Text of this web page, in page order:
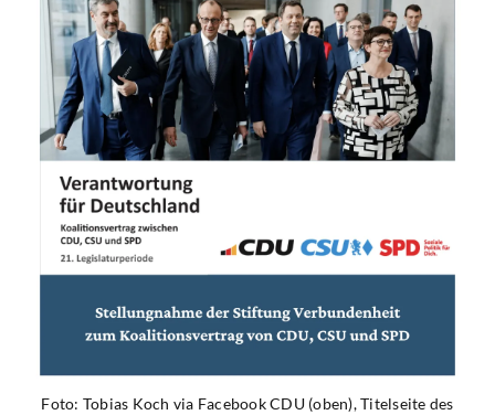
Foto: Tobias Koch via Facebook CDU (oben), Titelseite des